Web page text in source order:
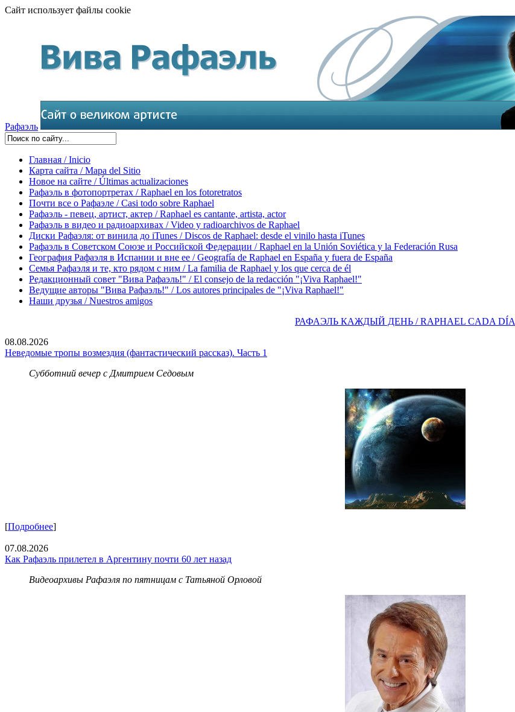
Сайт использует файлы cookie
Рафаэль
Главная / Inicio
Карта сайта / Mapa del Sitio
Новое на сайте / Últimas actualizaciones
Рафаэль в фотопортретах / Raphael en los fotoretratos
Почти все о Рафаэле / Casi todo sobre Raphael
Рафаэль - певец, артист, актер / Raphael es cantante, artista, actor
Рафаэль в видео и радиоархивах / Video y radioarchivos de Raphael
Диски Рафаэля: от винила до iTunes / Discos de Raphael: desde el vinilo hasta iTunes
Рафаэль в Советском Союзе и Российской Федерации / Raphael en la Unión Soviética y la Federación Rusa
География Рафаэля в Испании и вне ее / Geografía de Raphael en España y fuera de España
Семья Рафаэля и те, кто рядом с ним / La familia de Raphael y los que cerca de él
Редакционный совет "Вива Рафаэль!" / El consejo de la redacción "¡Viva Raphael!"
Ведущие авторы "Вива Рафаэль!" / Los autores principales de "¡Viva Raphael!"
Наши друзья / Nuestros amigos
РАФАЭЛЬ КАЖДЫЙ ДЕНЬ / RAPHAEL CADA DÍA
08.08.2026
Неведомые тропы возмездия (фантастический рассказ). Часть 1
Субботний вечер с Дмитрием Седовым
[Подробнее]
07.08.2026
Как Рафаэль прилетел в Аргентину почти 60 лет назад
Видеоархивы Рафаэля по пятницам с Татьяной Орловой